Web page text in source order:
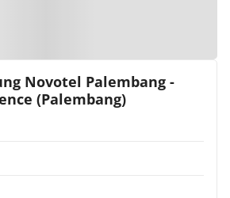
Novotel Palembang -
(Palembang)